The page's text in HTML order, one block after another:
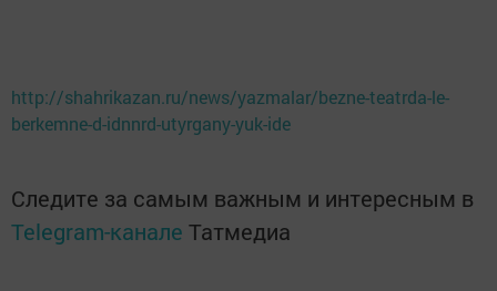
http://shahrikazan.ru/news/yazmalar/bezne-teatrda-le-
berkemne-d-idnnrd-utyrgany-yuk-ide
Следите за самым важным и интересным в
Telegram-канале Татмедиа